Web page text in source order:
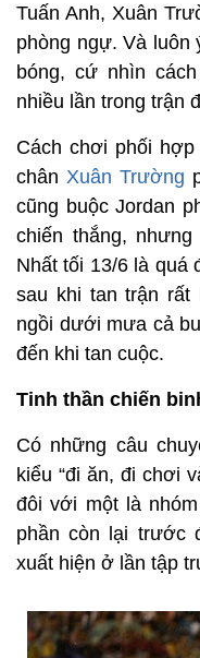
Tuấn Anh, Xuân
phòng ngự. Và luôn
bóng, cứ nhìn
nhiều lần trong trận
Cách chơi phối
chân Xuân Trường
cũng buộc Jordan
chiến thắng,
Nhất tối 13/6 là quá
sau khi tan trận rất
ngồi dưới mưa cả
đến khi tan cuộc.
Tinh thần chiến
Có những câu
kiểu “đi ăn, đi chơi
đôi với một là
phần còn lại trước
xuất hiện ở lần tập